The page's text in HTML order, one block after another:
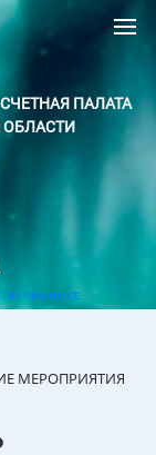
ПАЛАТА
Мурманске
МЕРОПРИЯТИЯ